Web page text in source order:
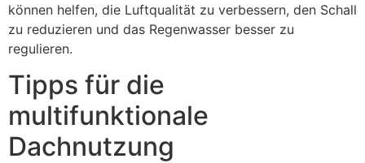
können helfen, die Luftqualität zu verbessern, den Schall
zu reduzieren und das Regenwasser besser zu
regulieren.
Tipps für die
multifunktionale
Dachnutzung